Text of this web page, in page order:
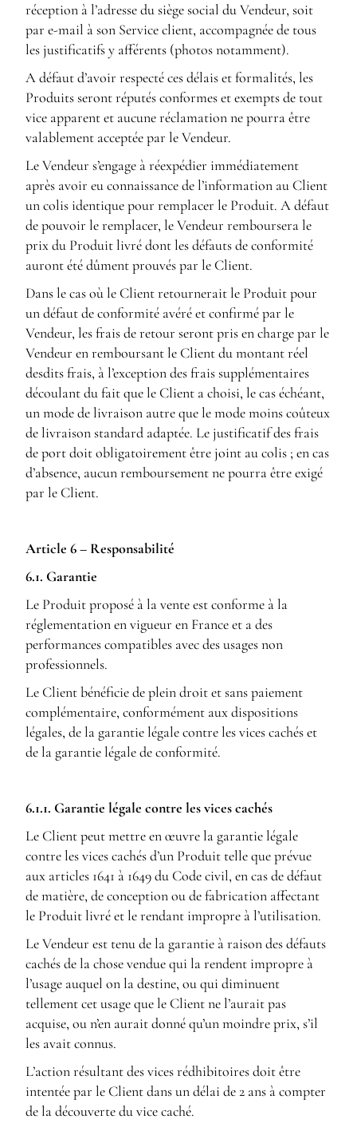
réception à l’adresse du siège social du Vendeur, soit
par e-mail à son Service client, accompagnée de tous
les justificatifs y afférents (photos notamment).
A défaut d’avoir respecté ces délais et formalités, les
Produits seront réputés conformes et exempts de tout
vice apparent et aucune réclamation ne pourra être
valablement acceptée par le Vendeur.
Le Vendeur s’engage à réexpédier immédiatement
après avoir eu connaissance de l’information au Client
un colis identique pour remplacer le Produit. A défaut
de pouvoir le remplacer, le Vendeur remboursera le
prix du Produit livré dont les défauts de conformité
auront été dûment prouvés par le Client.
Dans le cas où le Client retournerait le Produit pour
un défaut de conformité avéré et confirmé par le
Vendeur, les frais de retour seront pris en charge par le
Vendeur en remboursant le Client du montant réel
desdits frais, à l’exception des frais supplémentaires
découlant du fait que le Client a choisi, le cas échéant,
un mode de livraison autre que le mode moins coûteux
de livraison standard adaptée. Le justificatif des frais
de port doit obligatoirement être joint au colis ; en cas
d’absence, aucun remboursement ne pourra être exigé
par le Client.
Article 6 – Responsabilité
6.1. Garantie
Le Produit proposé à la vente est conforme à la
réglementation en vigueur en France et a des
performances compatibles avec des usages non
professionnels.
Le Client bénéficie de plein droit et sans paiement
complémentaire, conformément aux dispositions
légales, de la garantie légale contre les vices cachés et
de la garantie légale de conformité.
6.1.1. Garantie légale contre les vices cachés
Le Client peut mettre en œuvre la garantie légale
contre les vices cachés d’un Produit telle que prévue
aux articles 1641 à 1649 du Code civil, en cas de défaut
de matière, de conception ou de fabrication affectant
le Produit livré et le rendant impropre à l’utilisation.
Le Vendeur est tenu de la garantie à raison des défauts
cachés de la chose vendue qui la rendent impropre à
l’usage auquel on la destine, ou qui diminuent
tellement cet usage que le Client ne l’aurait pas
acquise, ou n’en aurait donné qu’un moindre prix, s’il
les avait connus.
L’action résultant des vices rédhibitoires doit être
intentée par le Client dans un délai de 2 ans à compter
de la découverte du vice caché.